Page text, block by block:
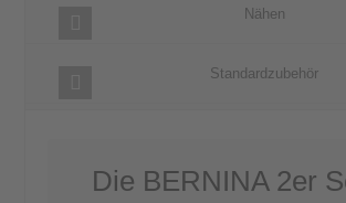
Nähen
Standardzubehör
Die BERNINA 2er